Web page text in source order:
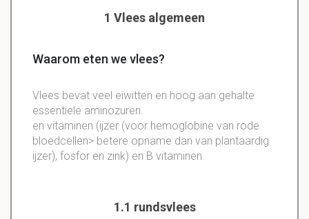
1 Vlees algemeen
Waarom eten we vlees?
Vlees bevat veel eiwitten en hoog aan gehalte
essentiele aminozuren.
en vitaminen (ijzer (voor hemoglobine van rode
bloedcellen> betere opname dan van plantaardig
ijzer), fosfor en zink) en B vitaminen
1.1 rundsvlees